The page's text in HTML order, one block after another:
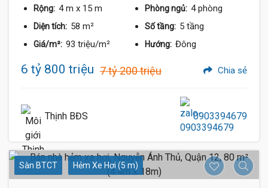
Rộng: 4 m x 15 m Phòng ngủ: 4 phòng
Diện tích: 58 m² Số tầng: 5 tầng
Giá/m²: 93 triệu/m² Hướng: Đông
6 tỷ 800 triệu 7 tỷ 200 triệu Chia sẻ
Thịnh BĐS 0903394679
Sàn BTCT Hẻm Xe Hơi (5 m)